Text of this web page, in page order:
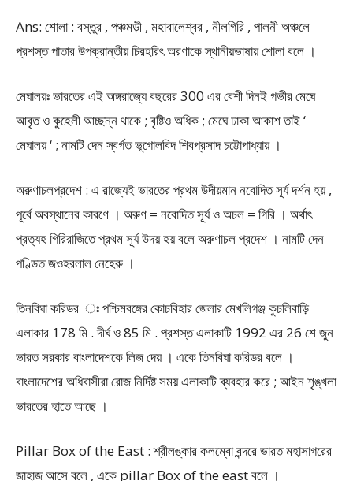
Ans: শোলা : বস্তুর , পঞ্চমড়ী , মহাবালেশ্বর , নীলগিরি , পালনী অঞ্চলে
প্রশস্ত পাতার উপক্রান্তীয় চিরহরিৎ অরণাকে স্থানীয়ভাষায় শোলা বলে ।
মেঘালয়ঃ ভারতের এই অঙ্গরাজ্যে বছরের 300 এর বেশী দিনই গভীর মেঘে
আবৃত ও কুহেলী আচ্ছন্ন থাকে ; বৃষ্টিও অধিক ; মেঘে ঢাকা আকাশ তাই ‘
মেঘালয় ‘ ; নামটি দেন স্বর্গত ভূগোলবিদ শিবপ্রসাদ চট্টোপাধ্যায় ।
অরুণাচলপ্রদেশ : এ রাজ্যেই ভারতের প্রথম উদীয়মান নবোদিত সূর্য দর্শন হয় ,
পূর্বে অবস্থানের কারণে । অরুণ = নবোদিত সূর্য ও অচল = গিরি । অর্থাৎ
প্রত্যহ গিরিরাজিতে প্রথম সূর্য উদয় হয় বলে অরুণাচল প্রদেশ । নামটি দেন
পণ্ডিত জওহরলাল নেহেরু ।
তিনবিঘা করিডর ঃ পশ্চিমবঙ্গের কোচবিহার জেলার মেখলিগঞ্জ কুচলিবাড়ি
এলাকার 178 মি . দীর্ঘ ও 85 মি . প্রশস্ত এলাকাটি 1992 এর 26 শে জুন
ভারত সরকার বাংলাদেশকে লিজ দেয় । একে তিনবিঘা করিডর বলে ।
বাংলাদেশের অধিবাসীরা রোজ নির্দিষ্ট সময় এলাকাটি ব্যবহার করে ; আইন শৃঙ্খলা
ভারতের হাতে আছে ।
Pillar Box of the East : শ্রীলঙ্কার কলম্বো বন্দরে ভারত মহাসাগরের
জাহাজ আসে বলে , একে pillar Box of the east বলে ।